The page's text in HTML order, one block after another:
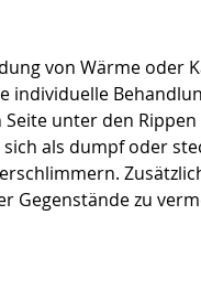
individuelle
unter den
als dumpf oder
Gegenstände zu